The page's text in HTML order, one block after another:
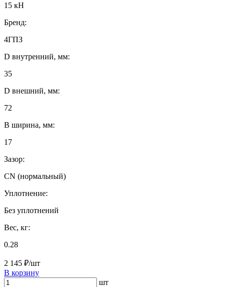
15 кН
Бренд:
4ГПЗ
D внутренний, мм:
35
D внешний, мм:
72
B ширина, мм:
17
Зазор:
CN (нормальный)
Уплотнение:
Без уплотнений
Вес, кг:
0.28
2 145 ₽/шт
В корзину
шт